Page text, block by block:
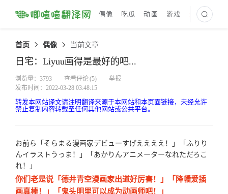
偶像 吃瓜 动画 游戏 最新译文
首页 偶像 当前文章
日宅：Liyuu画得是最好的吧...
浏览量：3793 查看评论(5)
举报
发布时间：2022-03-28 03:48:15
转发本网站译文请注明翻译来源于本网站和本页面链接，未经允许
禁止复制内容转载至任何其他网站或公共平台。
お前ら「そらまる漫画家デビューすげええええ！」「ふりり
んイラストうっま！」「あかりんアニメーターなれただろこ
れ！」
你们老是说「德井青空漫画家出道好厉害！」「降幡爱插
画真棒！」「鬼头明里可以成为动画师吧！」